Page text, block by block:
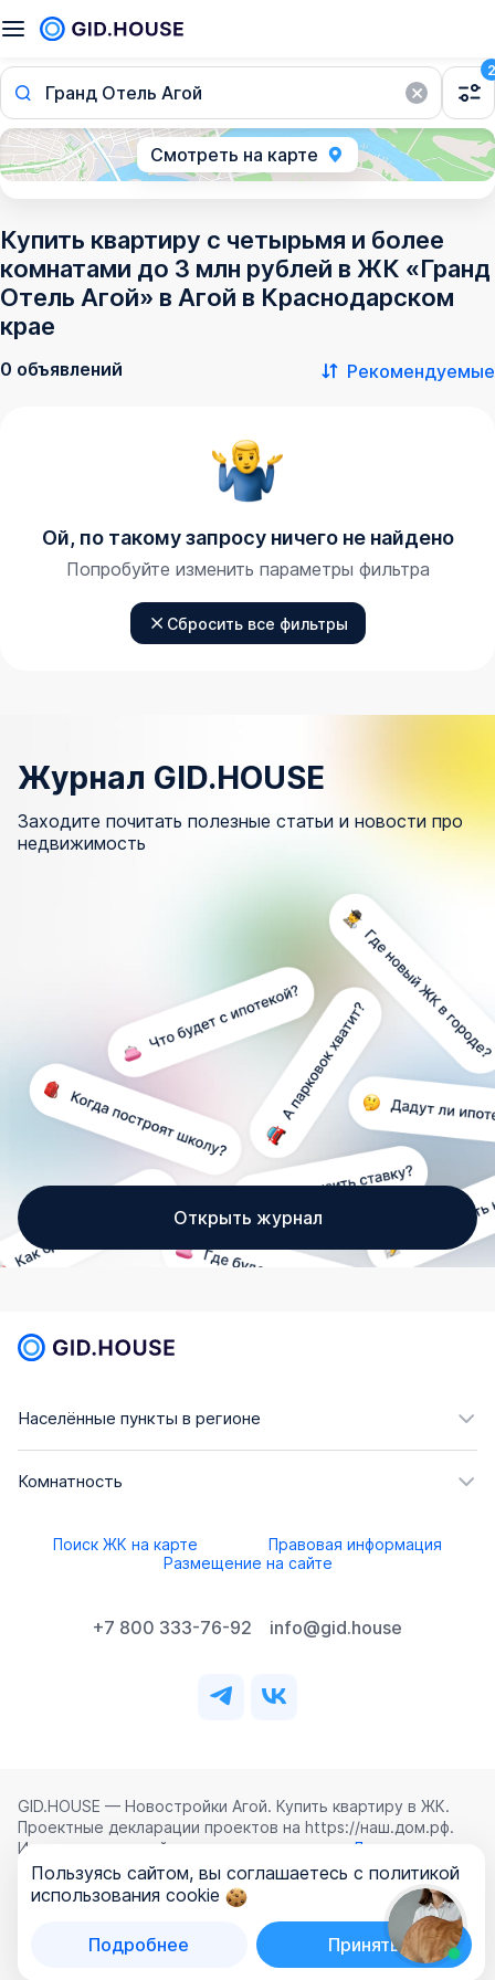
Гранд Отель Агой
2
Смотреть на карте
Купить квартиру с четырьмя и более
комнатами до 3 млн рублей в ЖК «Гранд
Отель Агой» в Агой в Краснодарском
крае
0 объявлений Рекомендуемые
Ой, по такому запросу ничего не найдено
Попробуйте изменить параметры фильтра
Сбросить все фильтры
Журнал GID.HOUSE
Заходите почитать полезные статьи и новости про
недвижимость
Открыть журнал
Населённые пункты в регионе
Комнатность
Поиск ЖК на карте
Правовая информация
Размещение на сайте
+7 800 333-76-92 info@gid.house
GID.HOUSE — Новостройки Агой. Купить квартиру в ЖК.
Проектные декларации проектов на https://наш.дом.рф.
Использование сайта означает согласие с
Лицензионным
соглашением ,Политикой конфиденциальностии
Политикой обработки персональных данных
ООО «ГИД.ХАУЗ»
Пользуясь сайтом, вы соглашаетесь с политикой
использования cookie
Подробнее Принять